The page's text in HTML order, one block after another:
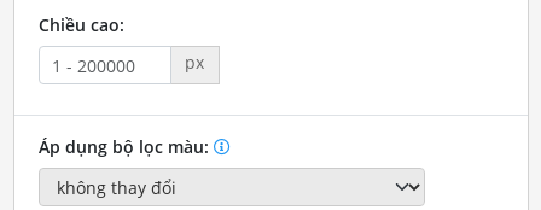
Chiều cao:
px
Áp dụng bộ lọc màu: